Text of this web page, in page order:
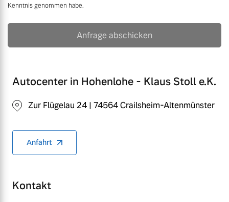
Kenntnis genommen habe.
Anfrage abschicken
Autocenter in Hohenlohe - Klaus Stoll e.K.
Zur Flügelau 24 | 74564 Crailsheim-Altenmünster
Anfahrt
Kontakt